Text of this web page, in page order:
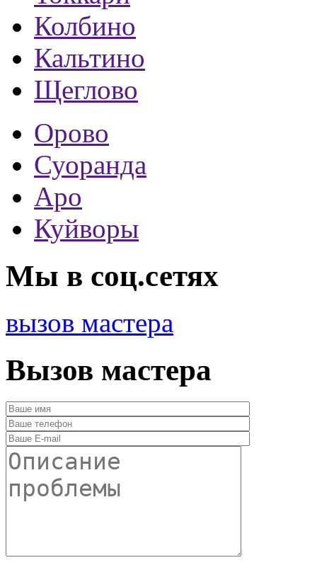
Колбино
Кальтино
Щеглово
Орово
Суоранда
Аро
Куйворы
Мы в соц.сетях
вызов мастера
Вызов мастера